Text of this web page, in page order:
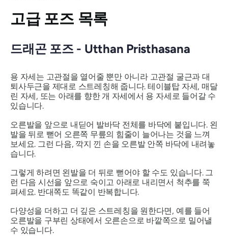
고급 포즈 목록
드래곤 포즈 - Utthan Pristhasana
용 자세는 고관절을 열어줄 뿐만 아니라 고관절 굴근과 대
퇴사두근을 제대로 스트레칭해 줍니다. 테이블탑 자세, 매달
린 자세, 또는 아래를 향한 개 자세에서 용 자세로 들어갈 수
있습니다.
오른발을 앞으로 내딛어 발바닥 전체를 바닥에 붙입니다. 왼
발을 뒤로 뻗어 오른쪽 무릎의 힘줄이 늘어나는 것을 느껴
보세요. 그런 다음, 깍지 낀 손을 오른발 안쪽 바닥에 내려놓
습니다.
그렇게 하려면 왼발을 더 뒤로 뻗어야 할 수도 있습니다. 그
런 다음 시선을 앞으로 숙이고 아래로 내리면서 척추를 쭉
펴세요. 반대쪽도 똑같이 반복합니다.
다양성을 더하고 더 깊은 스트레칭을 원한다면, 예를 들어
오른발을 구부린 상태에서 오른손으로 바깥쪽으로 밀어낼
수 있습니다.